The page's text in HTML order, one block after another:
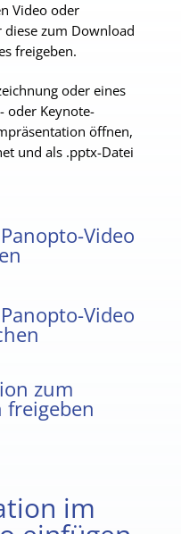
Video oder
diese zum Download
freigeben.
oder eines
oder Keynote-
öffnen,
und als .pptx-Datei
Video
Video
zum
im